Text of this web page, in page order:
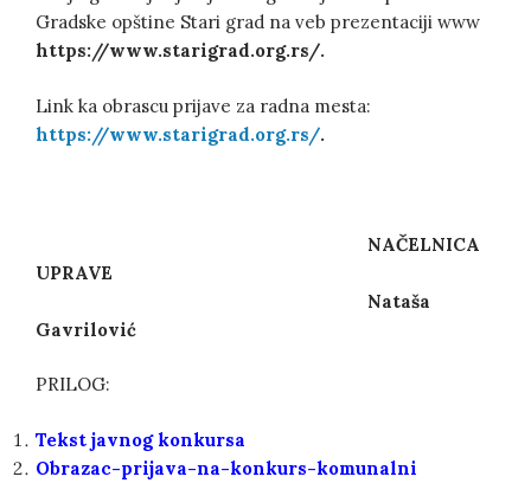
Gradske opštine Stari grad na veb prezentaciji www
https://www.starigrad.org.rs/.
Link ka obrascu prijave za radna mesta:
https://www.starigrad.org.rs/.
NAČELNICA
UPRAVE
Nataša
Gavrilović
PRILOG:
Tekst javnog konkursa
Obrazac-prijava-na-konkurs-komunalni